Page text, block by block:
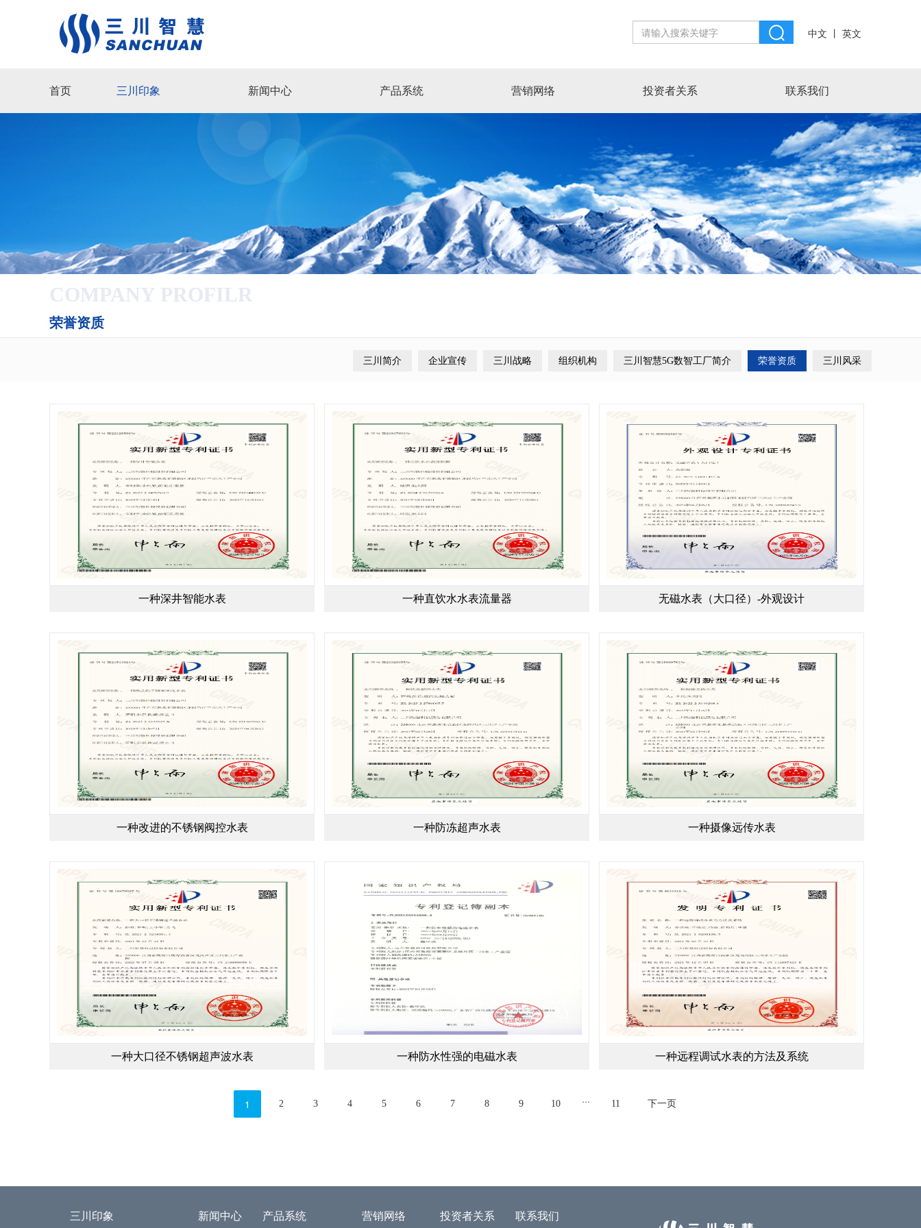
中文 丨 英文
首页 三川印象 新闻中心 产品系统 营销网络 投资者关系 联系我们
COMPANY PROFILR
荣誉资质
三川简介 企业宣传 三川战略 组织机构 三川智慧5G数智工厂简介 荣誉资质 三川风采
一种深井智能水表 一种直饮水水表流量器 无磁水表（大口径）-外观设计
一种改进的不锈钢阀控水表 一种防冻超声水表 一种摄像远传水表
一种大口径不锈钢超声波水表 一种防水性强的电磁水表 一种远程调试水表的方法及系统
1 2 3 4 5 6 7 8 9 10 … 11 下一页
三川印象 新闻中心 产品系统 营销网络 投资者关系 联系我们